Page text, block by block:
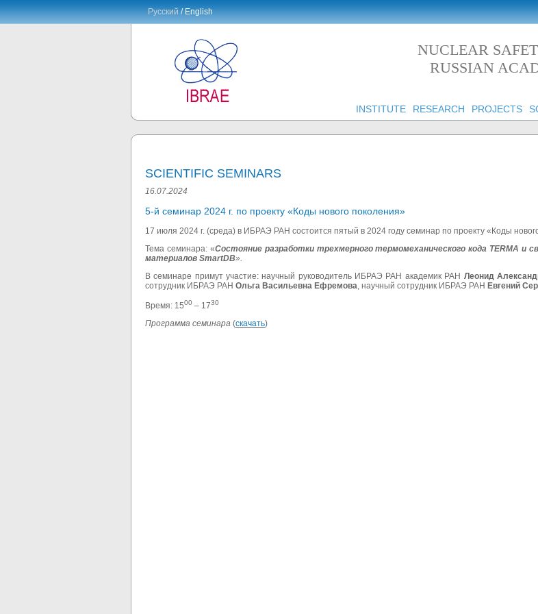
Русский/ English
NUCLEAR
RUSSIAN
INSTITUTE RESEARCH PROJECTS
SCIENTIFIC SEMINARS
16.07.2024
5-й семинар 2024 г. по проекту «Коды нового поколения»
17 июля 2024 г. (среда) в ИБРАЭ РАН состоится пятый в 2024 году семинар по проекту «Коды
Тема семинара: «Состояние разработки трехмерного термомеханического кода TERMA и
материалов SmartDB».
В семинаре примут участие: научный руководитель ИБРАЭ РАН академик РАН Леонид
сотрудник ИБРАЭ РАН Ольга Васильевна Ефремова, научный сотрудник ИБРАЭ РАН Евгений
Время: 1500 – 1730
Программа семинара (скачать)